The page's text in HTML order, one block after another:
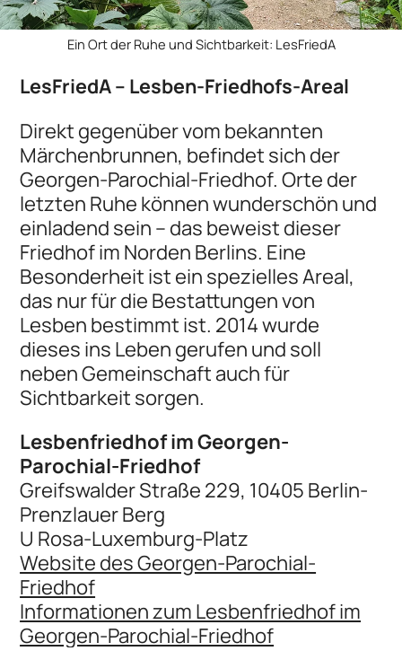
Ein Ort der Ruhe und Sichtbarkeit: LesFriedA
LesFriedA – Lesben-Friedhofs-Areal
Direkt gegenüber vom bekannten
Märchenbrunnen, befindet sich der
Georgen-Parochial-Friedhof. Orte der
letzten Ruhe können wunderschön und
einladend sein – das beweist dieser
Friedhof im Norden Berlins. Eine
Besonderheit ist ein spezielles Areal,
das nur für die Bestattungen von
Lesben bestimmt ist. 2014 wurde
dieses ins Leben gerufen und soll
neben Gemeinschaft auch für
Sichtbarkeit sorgen.
Lesbenfriedhof im Georgen-
Parochial-Friedhof
Greifswalder Straße 229, 10405 Berlin-
Prenzlauer Berg
U Rosa-Luxemburg-Platz
Website des Georgen-Parochial-
Friedhof
Informationen zum Lesbenfriedhof im
Georgen-Parochial-Friedhof